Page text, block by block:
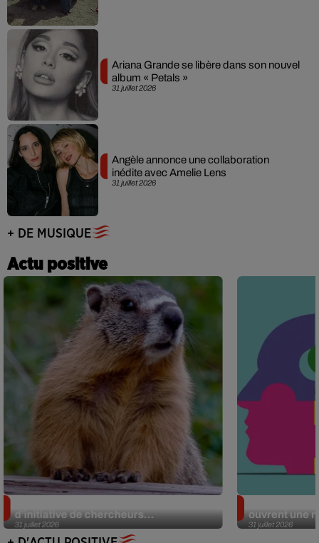
31 juillet 2026
Ariana Grande se libère dans son nouvel
album « Petals »
31 juillet 2026
Angèle annonce une collaboration
inédite avec Amelie Lens
+ DE MUSIQUE
Actu positive
31 juillet 2026
d’initiative de chercheurs...
31 juillet 2026
ouvrent une